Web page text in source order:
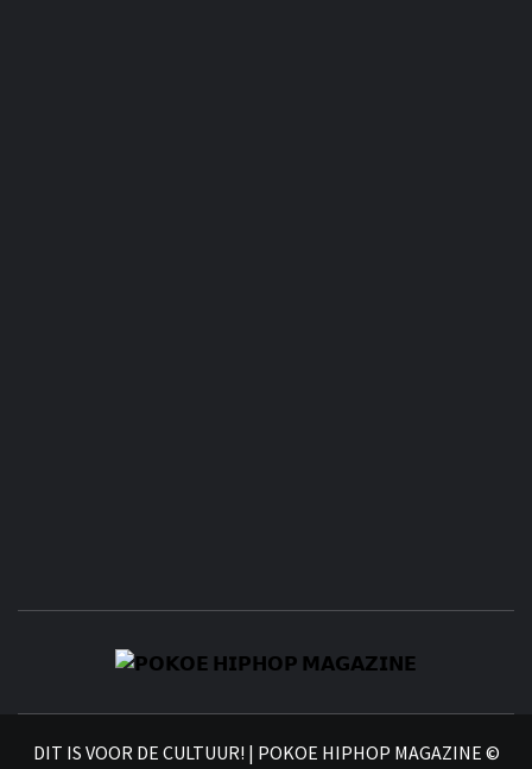
DIT IS VOOR DE CULTUUR! | POKOE HIPHOP MAGAZINE ©